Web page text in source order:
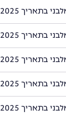
13/09/2025 הוא 0.0404
14/09/2025 הוא 0.0404
15/09/2025 הוא 0.0403
16/09/2025 הוא 0.0407
17/09/2025 הוא 0.0407